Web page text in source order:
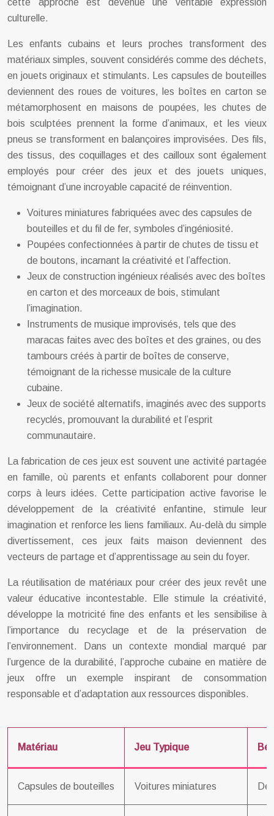
culturelle.
Les enfants cubains et leurs proches transforment des
matériaux simples, souvent considérés comme des déchets,
en jouets originaux et stimulants. Les capsules de bouteilles
deviennent des roues de voitures, les boîtes en carton se
métamorphosent en maisons de poupées, les chutes de
bois sculptées prennent la forme d’animaux, et les vieux
pneus se transforment en balançoires improvisées. Des fils,
des tissus, des coquillages et des cailloux sont également
employés pour créer des jeux et des jouets uniques,
témoignant d’une incroyable capacité de réinvention.
Voitures miniatures fabriquées avec des capsules de
bouteilles et du fil de fer, symboles d’ingéniosité.
Poupées confectionnées à partir de chutes de tissu et
de boutons, incarnant la créativité et l’affection.
Jeux de construction ingénieux réalisés avec des boîtes
en carton et des morceaux de bois, stimulant
l’imagination.
Instruments de musique improvisés, tels que des
maracas faites avec des boîtes et des graines, ou des
tambours créés à partir de boîtes de conserve,
témoignant de la richesse musicale de la culture
cubaine.
Jeux de société alternatifs, imaginés avec des supports
recyclés, promouvant la durabilité et l’esprit
communautaire.
La fabrication de ces jeux est souvent une activité partagée
en famille, où parents et enfants collaborent pour donner
corps à leurs idées. Cette participation active favorise le
développement de la créativité enfantine, stimule leur
imagination et renforce les liens familiaux. Au-delà du simple
divertissement, ces jeux faits maison deviennent des
vecteurs de partage et d’apprentissage au sein du foyer.
La réutilisation de matériaux pour créer des jeux revêt une
valeur éducative incontestable. Elle stimule la créativité,
développe la motricité fine des enfants et les sensibilise à
l’importance du recyclage et de la préservation de
l’environnement. Dans un contexte mondial marqué par
l’urgence de la durabilité, l’approche cubaine en matière de
jeux offre un exemple inspirant de consommation
responsable et d’adaptation aux ressources disponibles.
Matériau Jeu Typique
Capsules de bouteilles Voitures miniatures